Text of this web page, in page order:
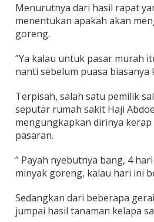
G
o
g
Menurutnya dari hasil rapat
menentukan apakah akan
goreng.
”Ya kalau untuk pasar murah
nanti sebelum puasa biasanya
Terpisah, salah satu pemilik
seputar rumah sakit Haji
mengungkapkan dirinya
pasaran.
” Payah nyebutnya bang, 4
minyak goreng, kalau hari ini
Sedangkan dari beberapa
jumpai hasil tanaman kelapa